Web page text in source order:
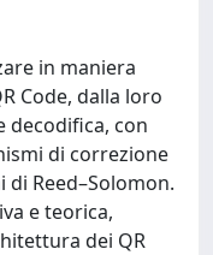
in maniera
Code, dalla loro
decodifica, con
di correzione
Reed–Solomon.
e teorica,
dei QR